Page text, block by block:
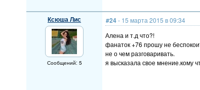
Ксюша Лис
Сообщений: 5
#24- 15 марта 2015 в 09:34
Алена и т.д что?!
фанаток +76 прошу не
не о чем разговаривать.
я высказала свое мнение.кому